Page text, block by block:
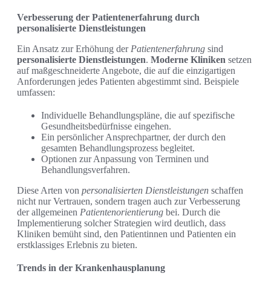
Verbesserung der Patientenerfahrung durch
personalisierte Dienstleistungen
Ein Ansatz zur Erhöhung der Patientenerfahrung sind
personalisierte Dienstleistungen. Moderne Kliniken setzen
auf maßgeschneiderte Angebote, die auf die einzigartigen
Anforderungen jedes Patienten abgestimmt sind. Beispiele
umfassen:
Individuelle Behandlungspläne, die auf spezifische
Gesundheitsbedürfnisse eingehen.
Ein persönlicher Ansprechpartner, der durch den
gesamten Behandlungsprozess begleitet.
Optionen zur Anpassung von Terminen und
Behandlungsverfahren.
Diese Arten von personalisierten Dienstleistungen schaffen
nicht nur Vertrauen, sondern tragen auch zur Verbesserung
der allgemeinen Patientenorientierung bei. Durch die
Implementierung solcher Strategien wird deutlich, dass
Kliniken bemüht sind, den Patientinnen und Patienten ein
erstklassiges Erlebnis zu bieten.
Trends in der Krankenhausplanung